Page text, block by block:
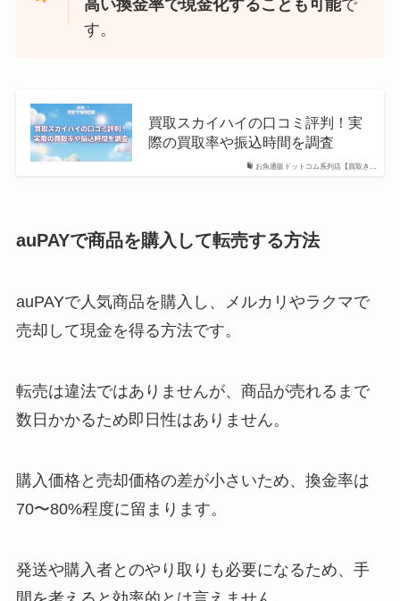
高い換金率で現金化することも可能で
す。
お魚通販ドットコム系列店【買取き…
買取スカイハイの口コミ評判！実
際の買取率や振込時間を調査
auPAYで商品を購入して転売する方法
auPAYで人気商品を購入し、メルカリやラクマで
売却して現金を得る方法です。
転売は違法ではありませんが、商品が売れるまで
数日かかるため即日性はありません。
購入価格と売却価格の差が小さいため、換金率は
70〜80%程度に留まります。
発送や購入者とのやり取りも必要になるため、手